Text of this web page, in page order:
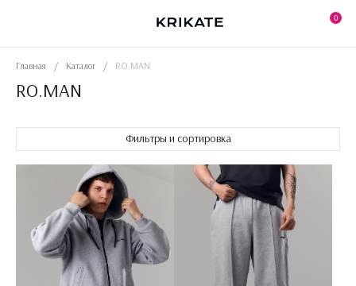
content
0
Главная / Каталог / RO.MAN
RO.MAN
Фильтры и сортировка